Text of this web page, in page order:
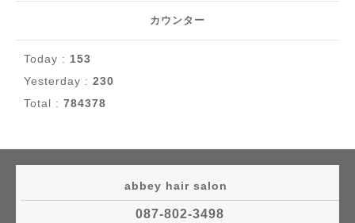
カウンター
Today : 153
Yesterday : 230
Total : 784378
abbey hair salon
087-802-3498